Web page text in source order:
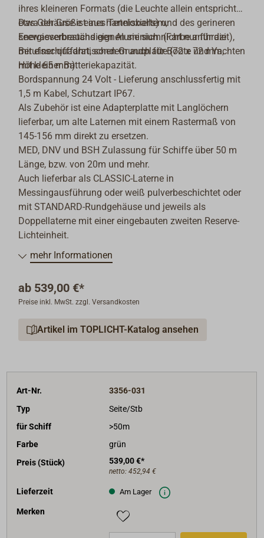
ihres kleineren Formats (die Leuchte allein entspricht
etwa der Größe eines Tennisballs) und des gerineren
Energieverbrauchs eignen sie sich nicht nur für die
Berufsschifffahrt, sondern auch für Boote und Yachten
mit kleiner Batteriekapazität.
Das Gehäuse ist aus harteloxiertem,
seewasserbeständigen Aluminium (Farbe anthrazit),
mit einer quadratischen Grundplatte (72 x 72 mm,
Höhe 65 mm).
Bordspannung 24 Volt - Lieferung anschlussfertig mit
1,5 m Kabel, Schutzart IP67.
Als Zubehör ist eine Adapterplatte mit Langlöchern
lieferbar, um alte Laternen mit einem Rastermaß von
145-156 mm direkt zu ersetzen.
MED, DNV und BSH Zulassung für Schiffe über 50 m
Länge, bzw. von 20m und mehr.
Auch lieferbar als CLASSIC-Laterne in
Messingausführung oder weiß pulverbeschichtet oder
mit STANDARD-Rundgehäuse und jeweils als
Doppellaterne mit einer eingebauten zweiten Reserve-
Lichteinheit.
mehr Informationen
ab 539,00 €*
Preise inkl. MwSt. zzgl. Versandkosten
Artikel im TOPLICHT-Katalog ansehen
Art-Nr.
3356-031
Typ
Seite/Stb
für Schiff
>50m
Farbe
grün
Preis (Stück)
539,00 €*
netto: 452,94 €
Lieferzeit Am Lager
Merken